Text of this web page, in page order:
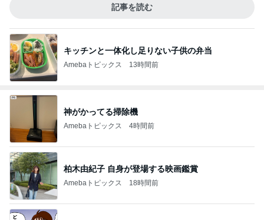
記事を読む
キッチンと一体化し足りない子供の弁当
Amebaトピックス 13時間前
神がかってる掃除機
Amebaトピックス 4時間前
柏木由紀子 自身が登場する映画鑑賞
Amebaトピックス 18時間前